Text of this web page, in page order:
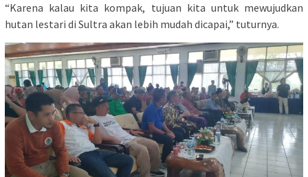
“Karena kalau kita kompak, tujuan kita untuk mewujudkan
hutan lestari di Sultra akan lebih mudah dicapai,” tuturnya.